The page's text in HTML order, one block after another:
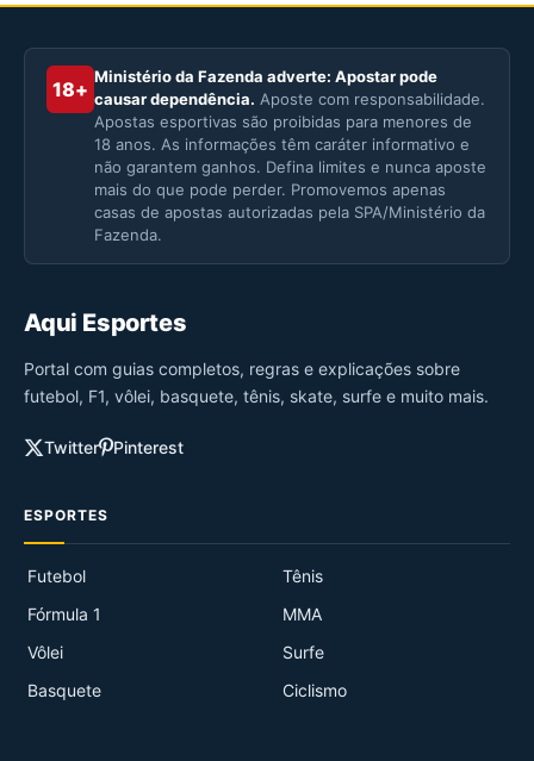
18+
Ministério da Fazenda adverte: Apostar pode
causar dependência. Aposte com responsabilidade.
Apostas esportivas são proibidas para menores de
18 anos. As informações têm caráter informativo e
não garantem ganhos. Defina limites e nunca aposte
mais do que pode perder. Promovemos apenas
casas de apostas autorizadas pela SPA/Ministério da
Fazenda.
Aqui Esportes
Portal com guias completos, regras e explicações sobre
futebol, F1, vôlei, basquete, tênis, skate, surfe e muito mais.
Twitter Pinterest
ESPORTES
Futebol
Fórmula 1
Vôlei
Basquete
Tênis
MMA
Surfe
Ciclismo